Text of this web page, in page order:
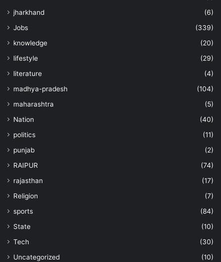
jharkhand
(6)
Jobs
(339)
knowledge
(20)
lifestyle
(29)
literature
(4)
madhya-pradesh
(104)
maharashtra
(5)
Nation
(40)
politics
(11)
punjab
(2)
RAIPUR
(74)
rajasthan
(17)
Religion
(7)
sports
(84)
State
(10)
Tech
(30)
Uncategorized
(10)